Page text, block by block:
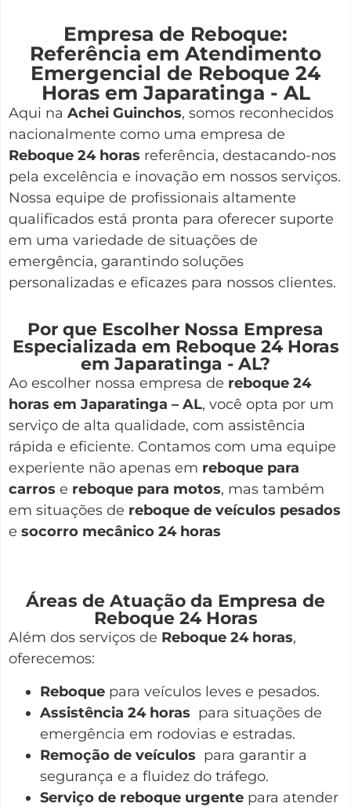
Empresa de Reboque:
Referência em Atendimento
Emergencial de Reboque 24
Horas em Japaratinga - AL
Aqui na Achei Guinchos, somos reconhecidos
nacionalmente como uma empresa de
Reboque 24 horas referência, destacando-nos
pela excelência e inovação em nossos serviços.
Nossa equipe de profissionais altamente
qualificados está pronta para oferecer suporte
em uma variedade de situações de
emergência, garantindo soluções
personalizadas e eficazes para nossos clientes.
Por que Escolher Nossa Empresa
Especializada em Reboque 24 Horas
em Japaratinga - AL?
Ao escolher nossa empresa de reboque 24
horas em Japaratinga – AL, você opta por um
serviço de alta qualidade, com assistência
rápida e eficiente. Contamos com uma equipe
experiente não apenas em reboque para
carros e reboque para motos, mas também
em situações de reboque de veículos pesados
e socorro mecânico 24 horas
Áreas de Atuação da Empresa de
Reboque 24 Horas
Além dos serviços de Reboque 24 horas,
oferecemos:
Reboque para veículos leves e pesados.
Assistência 24 horas para situações de
emergência em rodovias e estradas.
Remoção de veículos para garantir a
segurança e a fluidez do tráfego.
Serviço de reboque urgente para atender